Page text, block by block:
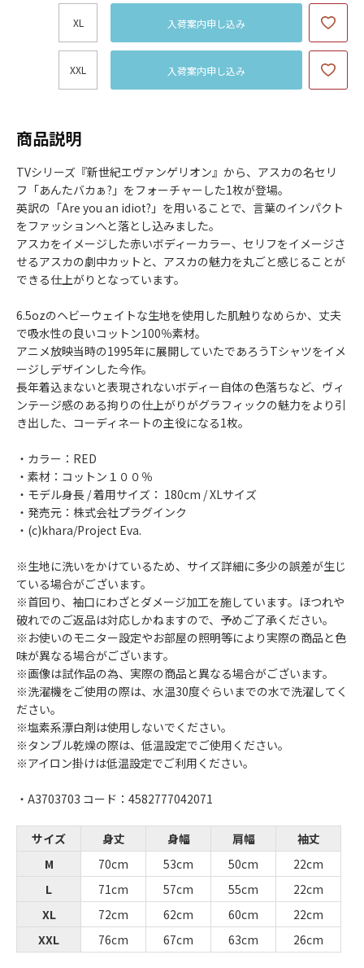
XL 入荷案内申し込み
XXL 入荷案内申し込み
商品説明
TVシリーズ『新世紀エヴァンゲリオン』から、アスカの名セリ
フ「あんたバカぁ?」をフォーチャーした1枚が登場。
英訳の「Are you an idiot?」を用いることで、言葉のインパクト
をファッションへと落とし込みました。
アスカをイメージした赤いボディーカラー、セリフをイメージさ
せるアスカの劇中カットと、アスカの魅力を丸ごと感じることが
できる仕上がりとなっています。
6.5ozのヘビーウェイトな生地を使用した肌触りなめらか、丈夫
で吸水性の良いコットン100％素材。
アニメ放映当時の1995年に展開していたであろうTシャツをイメ
ージしデザインした今作。
長年着込まないと表現されないボディー自体の色落ちなど、ヴィ
ンテージ感のある拘りの仕上がりがグラフィックの魅力をより引
き出した、コーディネートの主役になる1枚。
・カラー：RED
・素材：コットン１００％
・モデル身長 / 着用サイズ： 180cm / XLサイズ
・発売元：株式会社プラグインク
・(c)khara/Project Eva.
※生地に洗いをかけているため、サイズ詳細に多少の誤差が生じ
ている場合がございます。
※首回り、袖口にわざとダメージ加工を施しています。ほつれや
破れでのご返品は対応しかねますので、予めご了承ください。
※お使いのモニター設定やお部屋の照明等により実際の商品と色
味が異なる場合がございます。
※画像は試作品の為、実際の商品と異なる場合がございます。
※洗濯機をご使用の際は、水温30度ぐらいまでの水で洗濯してく
ださい。
※塩素系漂白剤は使用しないでください。
※タンブル乾燥の際は、低温設定でご使用ください。
※アイロン掛けは低温設定でご利用ください。
・A3703703 コード：4582777042071
サイズ 身丈 身幅 肩幅
袖丈
M
70cm 53cm 50cm
22cm
L
71cm 57cm 55cm
22cm
XL
72cm 62cm 60cm
22cm
XXL
76cm 67cm 63cm 26cm